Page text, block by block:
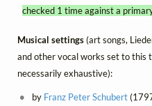
checked 1 time against a
Musical settings(art songs,
and other vocal works set to this
necessarily exhaustive):
by Franz Peter Schubert